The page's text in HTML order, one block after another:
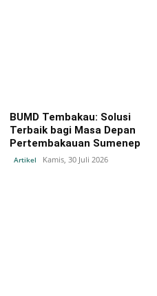
BUMD Tembakau: Solusi
Terbaik bagi Masa Depan
Pertembakauan Sumenep
Artikel Kamis, 30 Juli 2026